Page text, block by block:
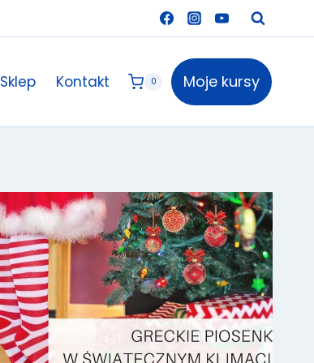
Sklep Kontakt 0 Moje kursy